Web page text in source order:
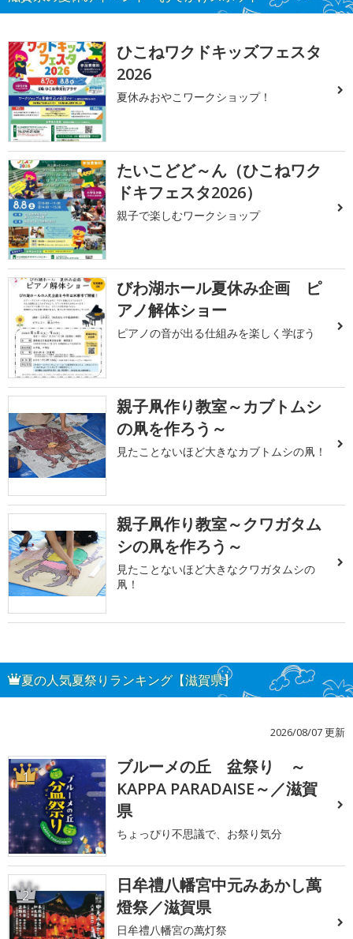
ひこねワクドキッズフェスタ
2026
夏休みおやこワークショップ！
たいこどど～ん（ひこねワク
ドキフェスタ2026）
親子で楽しむワークショップ
びわ湖ホール夏休み企画 ピ
アノ解体ショー
ピアノの音が出る仕組みを楽しく学ぼう
親子凧作り教室～カブトムシ
の凧を作ろう～
見たことないほど大きなカブトムシの凧！
親子凧作り教室～クワガタム
シの凧を作ろう～
見たことないほど大きなクワガタムシの
凧！
夏の人気夏祭りランキング【滋賀県】
2026/08/07 更新
1
ブルーメの丘 盆祭り ～
KAPPA PARADAISE～／滋賀
県
ちょっぴり不思議で、お祭り気分
2
日牟禮八幡宮中元みあかし萬
燈祭／滋賀県
日牟禮八幡宮の萬灯祭